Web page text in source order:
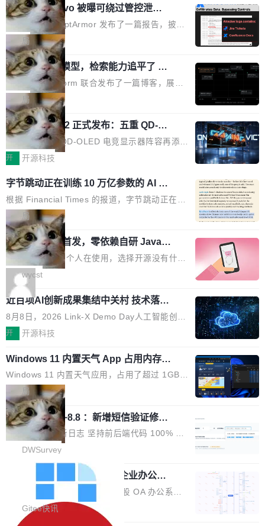
的。AI「不能替你定义什么是好，不能决定哪些
取舍可以接受」，也看不出来什么时候结果在技
术上正确、但方向完...
会发生肉眼可见的变化——长晶体、抛光、涂光
刻胶、蚀刻、离子注入、铜互联。公园中央是一
个环形路线，因为芯片制造需要把光刻流程重复
大约 60 次，每次一层。动画里简化为 4 圈。 整
个项目只有一个 HTML 文件。没有构建步骤，没
有依赖，没有网络请求。屏幕上每个形状都是 C
anvas 上纯手...
单：AOSP（Android Open Source Project）
已经死了。不是技术上死了，而是作为一个真正
的开源项目死了。Google 把越来越多的核心功
能从 AOSP 移到了闭源的 Google Play Service
s 里，设备树和内核源码被厂商锁死，你能看到
代码但你改不了，改了也刷不进去。 为什么 AO
SP 不够用了 Runarcn 列举了几条他离开 Andro
id 的具体理由： Google Pla...
Atlassian Rovo 被曝可绕过管控泄露 J
ira 和 Confluence 数据，厂商两个月没
回复
安全公司 PromptArmor 发布了一篇报告，披露
Atlassian 的 AI agent Rovo 存在严重的数据泄
露漏洞：攻击者可以通过 indirect prompt inject
ion（间接提示注入）窃取整个 Atlassian 租户内
的 Jira 工单和 Confluence 文档，全程不需要任
何人工审批。 更值得注意的是，这个漏洞在 5
月 23 日就报告给了 Atlassian，两个多月过去
了，公司除了表示"感谢"并分配了一个 case nu
mber 之外，再没有任何实质性回应。Rovo 至
今仍处于漏洞未修复状态。 攻击链路 攻击链并
不复杂。 受害者给 Rovo 提了一个正...
局
一个 4B 开源模型，检索能力追平了 G
PT-5.6 Sol，成本降到 1/100
Neon 和 Castform 联合发布了一篇博客，展示
了一个惊人的结果：一个 4B 参数的开源模型，
经过 RL 后训练之后，在检索任务上的准确率追
平了 GPT-5.6 Sol，但每次请求的成本只有对方
的 1/100。 具体来说，GPT-5.6 Sol 做一次典型
的多轮搜索请求需要超过 10 秒，端到端成本约
来说，这个速度和成本都"高得让人没法用"。而
4B 开源模型在推理速度上快了几个数量级，成
本低了两三个数量级。 问题在于，小模型开箱即
用时的检索能力确实远不如闭源前沿模型。差距
在哪？就在 RL 后训练。 从 RAG 到 agentic...
局
技嘉 GO27Q32 正式发布：五重 QD-OL
ED 面板加持，320Hz 极速与影院级画
面兼得
技嘉科技旗下 QD-OLED 电竞显示器阵容再添旗
舰新作。GO27Q32 将于 2026 年 9 月 15 日正
nta Tandem 五重发光架构为核心，为高端玩家
打造速度与画质不妥协的沉浸体验。 GO27Q32
搭载三星最新 QD-OLED 面板，采用 5 层串联
式发光结构，并装配全新 ObsidianShield 抗反
射镀膜，黑阶表现提升可达40%，并将表面硬度
由2H升級至3H，画面对比度与强度都提升的同
时还具有 320Hz 刷新率与 0.03ms GTG 灰阶响
应时间，从源头消除拖影与动态模糊。 1.突破 O
LED 画质局限，暗部细节...
开 开源科技
字节跳动正在训练 10 万亿参数的 AI 模
型
根据 Financial Times 的报道，字节跳动正在训
练一个 10 万亿参数的 AI 模型，目前处于预训练
阶段。 10 万亿是什么概念？Anthropic 目前最
大的模型 Mythos 5 约 8 万亿参数。DeepSeek
V4-Pro 是 1.6 万亿。月之暗面的 Kimi K3 是 2.
8 万亿。美团 LongCat-2.0 是 1.6 万亿。字节
跳动的这个未命名模型，直接跳到了 10 万亿。
预训练通常需要 3 到 6 个月，之后还有微调阶
段。按这个时间线，最早可能在 2026 年底或 2
027 年初发布。 这个节点很微妙。Anthropic 刚
在 5 月发布了 Mythos 5...
局
wastnet 开源首发，零依赖自研 Java H
TTP/2 框架，性能对标 Undertow !
这个项目一直是个人在使用，选择开源没有什么
动机理由，就是想开源了，如果非要说一个，那
就是它多少弥补了国产 Java 自研 HTTP/2 框架
这块空白——放眼国产 Java 生态，能拿出手的
HTTP/2 网络框架，要么闭源，要么底层建立在
Netty 之上，真正自研的 Java 实现几乎没有。
wastnet 是一款完全自研、零第三方依赖的轻量
级 Java 网络应用框架，核心基于 JDK 原生 NI
O 构建 Reactor 多路复用模型，不依赖 Netty、
Tomcat 等任何第三方网络库。其 HTTP/2 协议
栈从 HPACK、Huffman 到 ALPN 均为自主实
现，在基准测试中与 Un...
wycst
近百项AI创新成果集结中关村 技术落地
与产业迭代提速
8月8日，2026 Link-X Demo Day人工智能创新
项目展在北京中关村举办。本次活动由星连资
业、学术、投资人士，集中展出近百项覆盖AI芯
片、算力、模型、应用全链条创新项目，聚焦AI
技术产业化落地与资本对接，呈现当前国内AI前
沿技术突破与商业化最新进展。 活动围绕AI学术
研究与产业落地融合展开多维度研讨。星连资本
创始合伙人张鸣晨表示，AI产业化是长期产融结
合过程，早期优质技术项目需持续资本与产业资
者、产业专家、投资人围绕AI前沿技术瓶颈、行
业固有认知重构等议题展开跨界对话，聚焦行业
真实痛点与突破方向...
开 开源科技
Windows 11 内置天气 App 占用内存超
过 1GB
Windows 11 内置天气应用，占用了超过 1GB
内存。 Notebookcheck 的测试发现这个数字
时，反复确认了多次。不是 100MB，不是 500
MB，是 1 个 G。一个显示天气的应用。 Windo
ws 内置应用臃肿早就是老话题了，但一款天气
应用占用内存就超过 1G 还是过于离谱——问题
个嵌在 Edge WebView 里的网页。它不是一个
「应用」，它是一个运行在浏览器引擎里的网
页，外面套了一层 Windows 的壳。 WebView2
本身就是个内存大户。它加载了完整的 Edge 渲
局
调问更新7.26~8.8 ：新增短信验证修
改，考试能力升级
DWSurvey 更新日志 坚持前后端代码 100% 开
源助力企业建设自主可控的问卷调研系统 官网地
址www.diaowen.net ➔ 源码下载Gitee 仓库 ➔
本次更新新增短信验证修改已答问卷功能，提升
答卷安全性；同时升级考试能力，完善填空题判
分、防切屏等功能体验，并优化多项产品细节，
提升整体使用体验。 新增功能 01. 新增验证手
DWSurvey
勾股 OA v6.0.2 已经发布，企业办公系
勾股 OA v6.0.2 已经发布。 勾股 OA 办公系统
是一款简单实用的开源的企业办公系统。系统集
成了系统设置、附件管理、人事管理、行政管
Gitee快讯